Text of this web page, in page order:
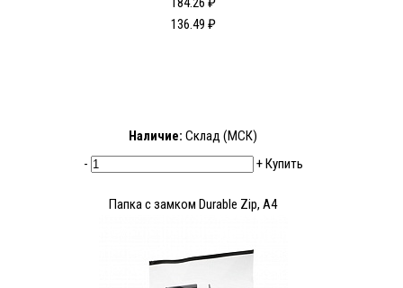
136.49 ₽
Наличие: Склад (МСК)
-
+Купить
Папка с замком Durable Zip, А4